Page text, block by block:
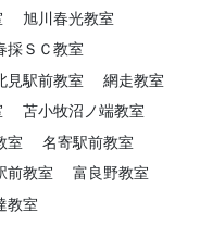
旭川春光教室
採ＳＣ教室
見駅前教室
網走教室
苫小牧沼ノ端教室
室
名寄駅前教室
前教室
富良野教室
教室